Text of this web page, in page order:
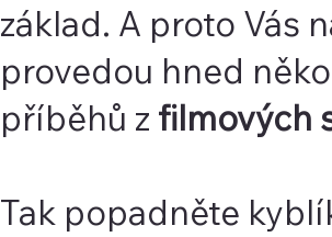
základ. A proto Vás
provedou hned
příběhů z filmových
Tak popadněte